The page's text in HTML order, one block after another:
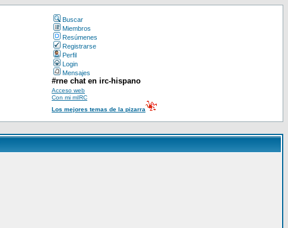
Buscar
Miembros
Resúmenes
Registrarse
Perfil
Login
Mensajes
#rne chat en irc-hispano
Acceso web
Con mi mIRC
Los mejores temas de la pizarra